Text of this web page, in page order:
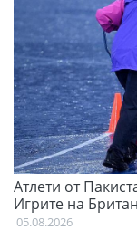
Атлети от
Игрите на
05.08.2026